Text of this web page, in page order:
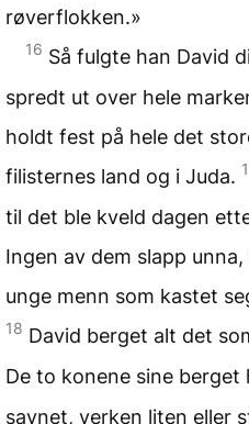
røverflokken.»
16 Så fulgte han David
spredt ut over hele
holdt fest på hele det
filisternes land og i Juda.
til det ble kveld dagen
Ingen av dem slapp
unge menn som kastet
18 David berget alt det
De to konene sine berget
savnet, verken liten eller